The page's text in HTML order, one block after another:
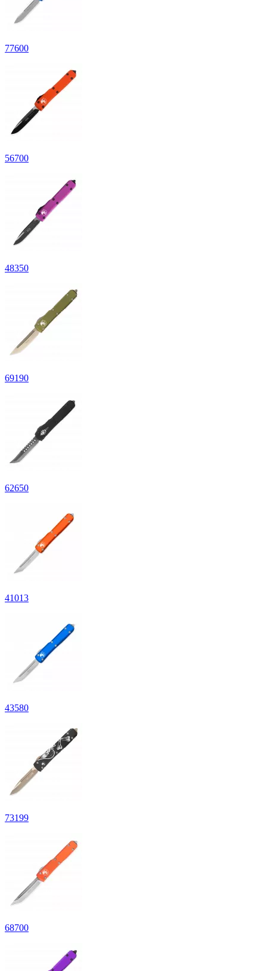
77600
56700
48350
69190
62650
41013
43580
73199
68700